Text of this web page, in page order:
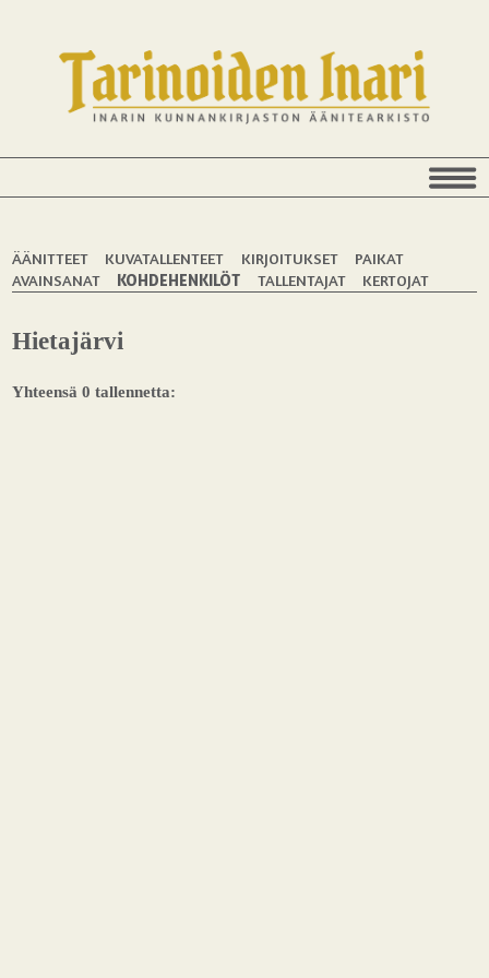
ÄÄNITTEET KUVATALLENTEET KIRJOITUKSET
PAIKAT
AVAINSANAT
KOHDEHENKILÖT TALLENTAJAT KERTOJAT
Hietajärvi
Yhteensä 0 tallennetta: